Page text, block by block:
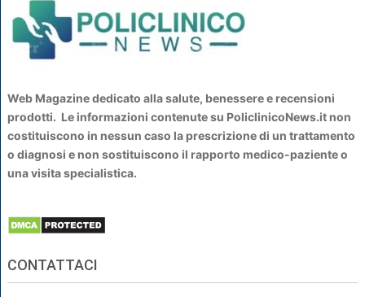
Web Magazine dedicato alla salute, benessere e recensioni
prodotti. Le informazioni contenute su PoliclinicoNews.it non
costituiscono in nessun caso la prescrizione di un trattamento
o diagnosi e non sostituiscono il rapporto medico-paziente o
una visita specialistica.
CONTATTACI